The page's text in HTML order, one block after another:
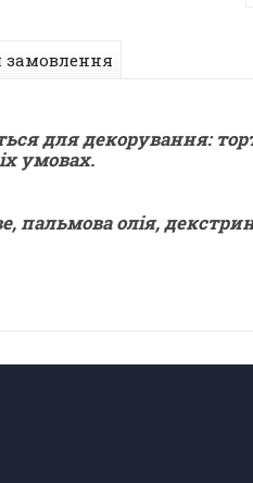
замовлення
для декорування:
умовах.
олія,